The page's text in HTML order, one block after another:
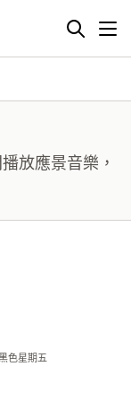
放應景音樂，
色星期五